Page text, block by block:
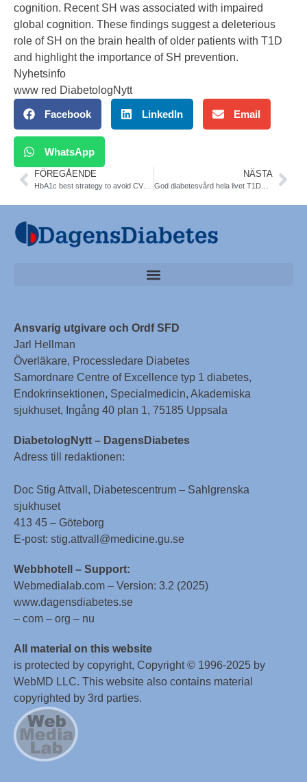
cognition. Recent SH was associated with impaired
global cognition. These findings suggest a deleterious
role of SH on the brain health of older patients with T1D
and highlight the importance of SH prevention.
Nyhetsinfo
www red DiabetologNytt
Facebook LinkedIn Email
WhatsApp
FÖREGÅENDE NÄSTA
God diabetesvård hela livet T1DM. Nationella Diabetes Teamet
Ansvarig utgivare och Ordf SFD
Jarl Hellman
Överläkare, Processledare Diabetes
Samordnare Centre of Excellence typ 1 diabetes,
Endokrinsektionen, Specialmedicin, Akademiska
sjukhuset, Ingång 40 plan 1, 75185 Uppsala
DiabetologNytt – DagensDiabetes
Adress till redaktionen:
Doc Stig Attvall, Diabetescentrum – Sahlgrenska
sjukhuset
413 45 – Göteborg
E-post: stig.attvall@medicine.gu.se
Webbhotell – Support:
Webmedialab.com – Version: 3.2 (2025)
www.dagensdiabetes.se
– com – org – nu
All material on this website
is protected by copyright, Copyright © 1996-2025 by
WebMD LLC. This website also contains material
copyrighted by 3rd parties.